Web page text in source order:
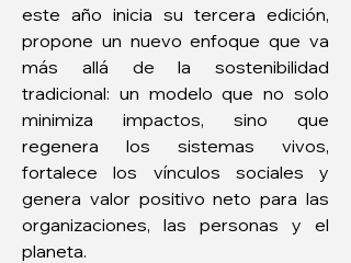
este año inicia su tercera edición,
propone un nuevo enfoque que va
más allá de la sostenibilidad
tradicional: un modelo que no solo
minimiza impactos, sino que
regenera los sistemas vivos,
fortalece los vínculos sociales y
genera valor positivo neto para las
organizaciones, las personas y el
planeta.